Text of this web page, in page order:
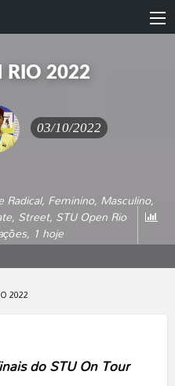
RIO 2022
03/10/2022
Radical, Feminino, Masculino,
, Street, STU Open Rio
1 hoje
2022
do STU On Tour